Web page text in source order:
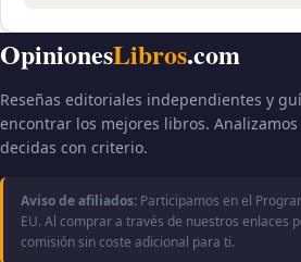
OpinionesLibros.com
Reseñas editoriales independientes y
encontrar los mejores libros.
decidas con criterio.
Aviso de afiliados: Participamos en el
EU. Al comprar a través de nuestros enlaces
comisión sin coste adicional para ti.